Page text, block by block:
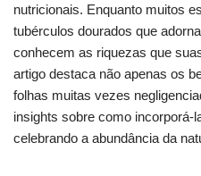
nutricionais. Enquanto muitos
tubérculos dourados que
conhecem as riquezas que
artigo destaca não apenas os
folhas muitas vezes
insights sobre como incorporá-
celebrando a abundância da